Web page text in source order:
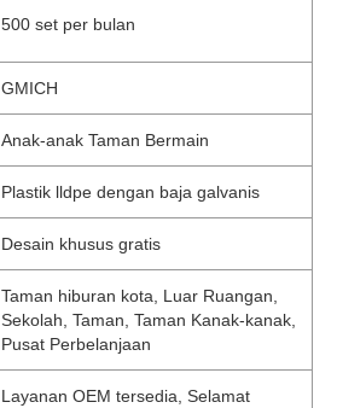
500 set per bulan
GMICH
Anak-anak Taman Bermain
Plastik lldpe dengan baja galvanis
Desain khusus gratis
Taman hiburan kota, Luar Ruangan,
Sekolah, Taman, Taman Kanak-kanak,
Pusat Perbelanjaan
Layanan OEM tersedia, Selamat